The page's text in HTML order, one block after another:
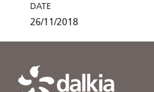
DATE
26/11/2018